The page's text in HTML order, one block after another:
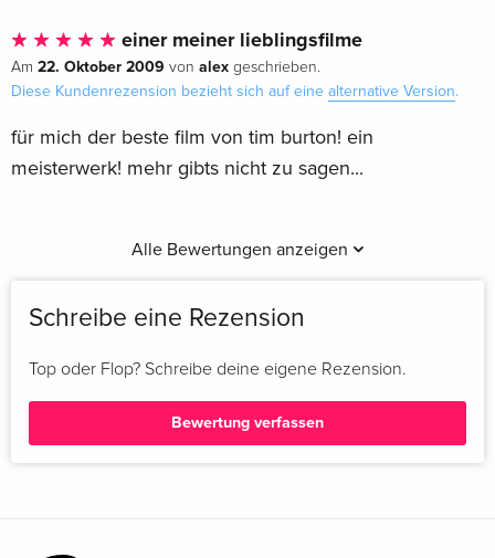
einer meiner lieblingsfilme
Am 22. Oktober 2009 von alex geschrieben.
Diese Kundenrezension bezieht sich auf eine alternative Version.
für mich der beste film von tim burton! ein
meisterwerk! mehr gibts nicht zu sagen...
Alle Bewertungen anzeigen
Schreibe eine Rezension
Top oder Flop? Schreibe deine eigene Rezension.
Bewertung verfassen